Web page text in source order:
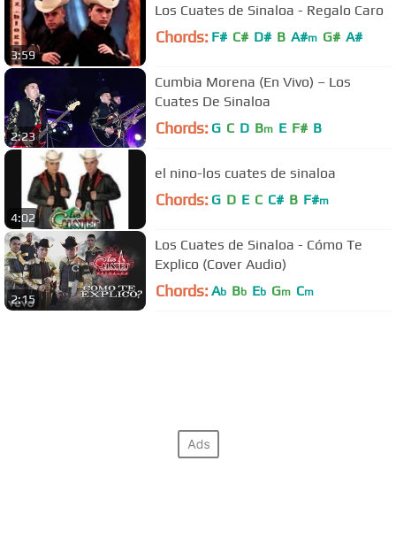
3:59
Los Cuates de Sinaloa - Regalo Caro
Chords: F# C# D# B A#m G# A#
2:23
Cumbia Morena (En Vivo) – Los
Cuates De Sinaloa
Chords: G C D Bm E F# B
4:02
el nino-los cuates de sinaloa
Chords: G D E C C# B F#m
2:15
Los Cuates de Sinaloa - Cómo Te
Explico (Cover Audio)
Chords: Ab Bb Eb Gm Cm